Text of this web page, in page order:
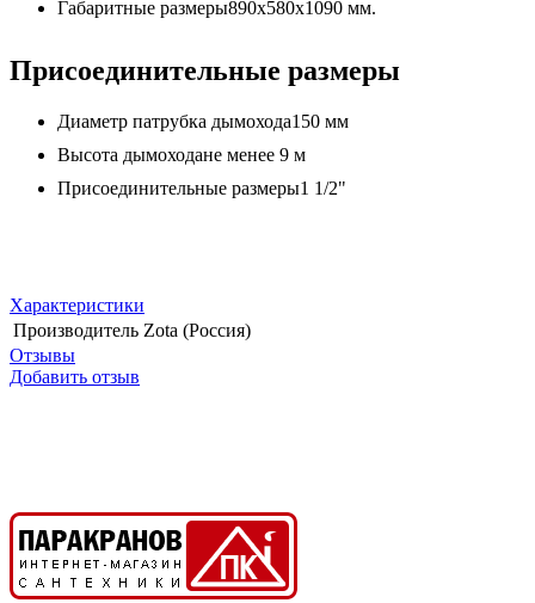
Габаритные размеры890х580х1090 мм.
Присоединительные размеры
Диаметр патрубка дымохода150 мм
Высота дымоходане менее 9 м
Присоединительные размеры1 1/2"
Характеристики
Производитель Zota (Россия)
Отзывы
Добавить отзыв